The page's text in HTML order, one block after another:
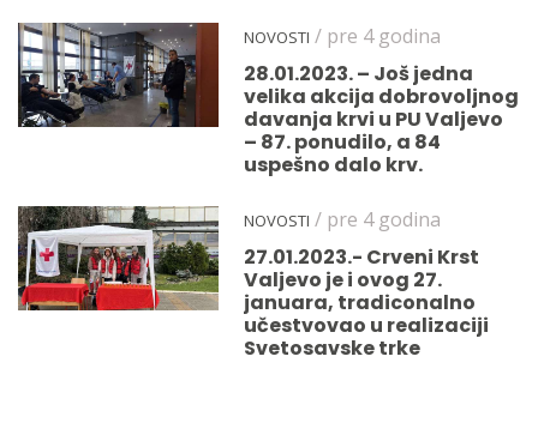
NOVOSTI / pre 4 godina
28.01.2023. – Još jedna
velika akcija dobrovoljnog
davanja krvi u PU Valjevo
– 87. ponudilo, a 84
uspešno dalo krv.
NOVOSTI / pre 4 godina
27.01.2023.- Crveni Krst
Valjevo je i ovog 27.
januara, tradiconalno
učestvovao u realizaciji
Svetosavske trke